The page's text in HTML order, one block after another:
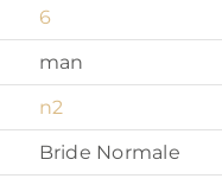
6
man
n2
Bride Normale